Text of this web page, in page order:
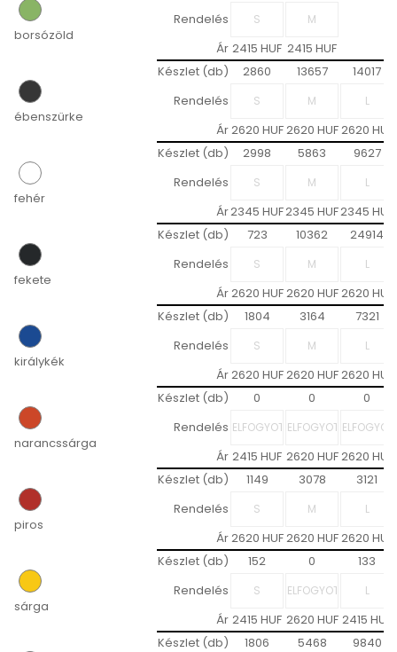
borsózöld
Rendelés
Ár 2415 HUF 2415 HUF
ébenszürke
Készlet (db) 2860 13657
14017
Rendelés
Ár2620 HUF2620 HUF2620 HUF
fehér
Készlet (db) 2998 5863
9627
Rendelés
Ár2345 HUF2345 HUF2345 HUF
fekete
Készlet (db) 723 10362
24914
Rendelés
Ár2620 HUF2620 HUF2620 HUF
királykék
Készlet (db) 1804 3164
7321
Rendelés
Ár2620 HUF2620 HUF2620 HUF
narancssárga
Készlet (db) 0 0
0
Rendelés
Ár 2415 HUF 2620 HUF2620 HUF
piros
Készlet (db) 1149 3078
3121
Rendelés
Ár2620 HUF2620 HUF2620 HUF
sárga
Készlet (db) 152 0
133
Rendelés
Ár 2415 HUF 2620 HUF 2415 HUF
Készlet (db) 1806 5468
9840